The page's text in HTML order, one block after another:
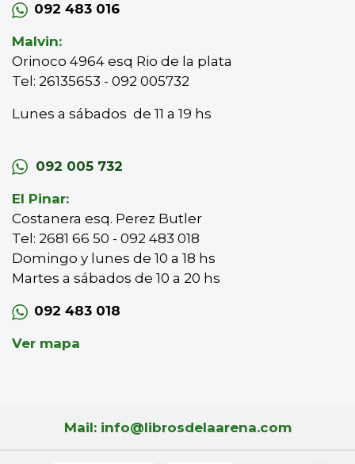
092 483 016
Malvin:
Orinoco 4964 esq Rio de la plata
Tel: 26135653 - 092 005732
Lunes a sábados de 11 a 19 hs
092 005 732
El Pinar:
Costanera esq. Perez Butler
Tel: 2681 66 50 - 092 483 018
Domingo y lunes de 10 a 18 hs
Martes a sábados de 10 a 20 hs
092 483 018
Ver mapa
Mail: info@librosdelaarena.com